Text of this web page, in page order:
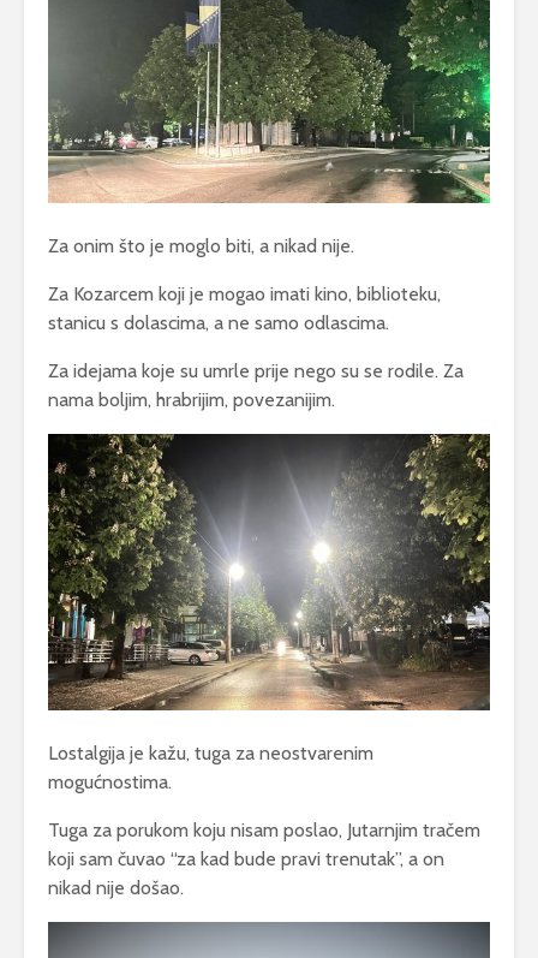
Za onim što je moglo biti, a nikad nije.
Za Kozarcem koji je mogao imati kino, biblioteku,
stanicu s dolascima, a ne samo odlascima.
Za idejama koje su umrle prije nego su se rodile. Za
nama boljim, hrabrijim, povezanijim.
Lostalgija je kažu, tuga za neostvarenim
mogućnostima.
Tuga za porukom koju nisam poslao, Jutarnjim tračem
koji sam čuvao “za kad bude pravi trenutak”, a on
nikad nije došao.